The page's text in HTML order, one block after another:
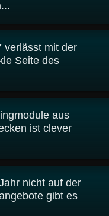
verlässt mit der
Seite des
aus
ist clever
nicht auf der
gibt es